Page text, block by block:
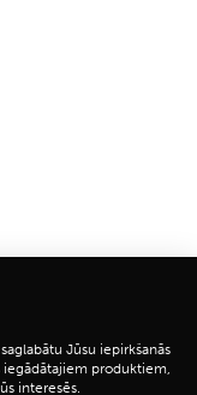
Jūsu iepirkšanās
produktiem,
interesēs.